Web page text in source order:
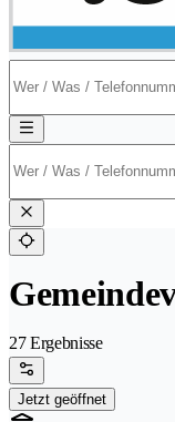
27 Ergebnisse
Jetzt geöffnet